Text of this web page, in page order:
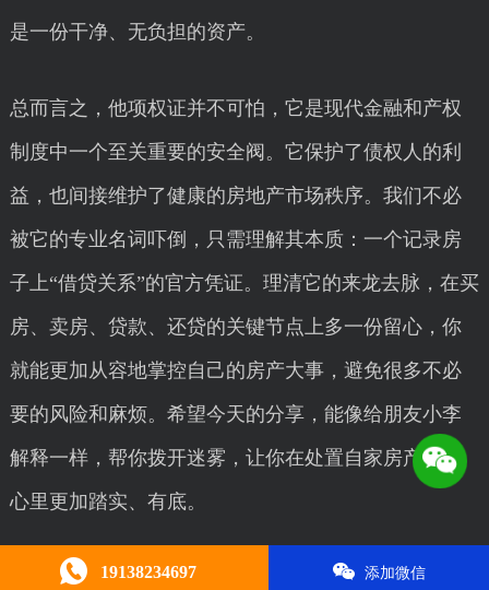
是一份干净、无负担的资产。
总而言之，他项权证并不可怕，它是现代金融和产权
制度中一个至关重要的安全阀。它保护了债权人的利
益，也间接维护了健康的房地产市场秩序。我们不必
被它的专业名词吓倒，只需理解其本质：一个记录房
子上“借贷关系”的官方凭证。理清它的来龙去脉，在买
房、卖房、贷款、还贷的关键节点上多一份留心，你
就能更加从容地掌控自己的房产大事，避免很多不必
要的风险和麻烦。希望今天的分享，能像给朋友小李
解释一样，帮你拨开迷雾，让你在处置自家房产时，
心里更加踏实、有底。
呼和浩特证件制作编辑，转载请注明。
19138234697 添加微信